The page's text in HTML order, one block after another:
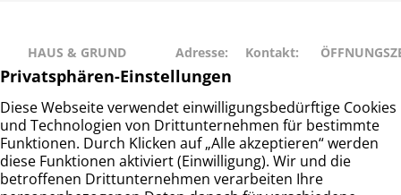
HAUS & GRUND
RAHLSTEDT
Haus- und
Grundeigentümerverein
Hamburg-Rahlstedt e.V.
Adresse:
Schweriner
Str. 27
22143
Hamburg
Kontakt:
– 677 88 66
info@hug-
rahlstedt.de
• Freitag:
14:00
Dienstag •
Donnerstag: